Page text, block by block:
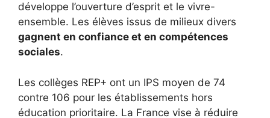
développe l’ouverture d’esprit et le vivre-
ensemble. Les élèves issus de milieux divers
gagnent en confiance et en compétences
sociales.
Les collèges REP+ ont un IPS moyen de 74
contre 106 pour les établissements hors
éducation prioritaire. La France vise à réduire